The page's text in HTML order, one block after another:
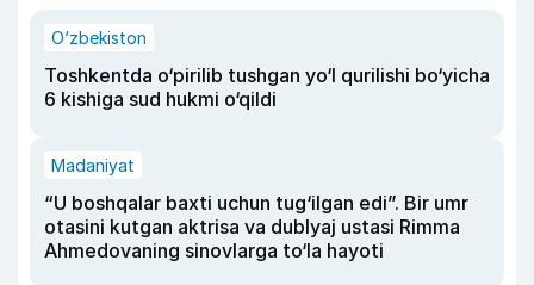
O‘zbekiston
Toshkentda o‘pirilib tushgan yo‘l qurilishi bo‘yicha
6 kishiga sud hukmi o‘qildi
Madaniyat
“U boshqalar baxti uchun tug‘ilgan edi”. Bir umr
otasini kutgan aktrisa va dublyaj ustasi Rimma
Ahmedovaning sinovlarga to‘la hayoti